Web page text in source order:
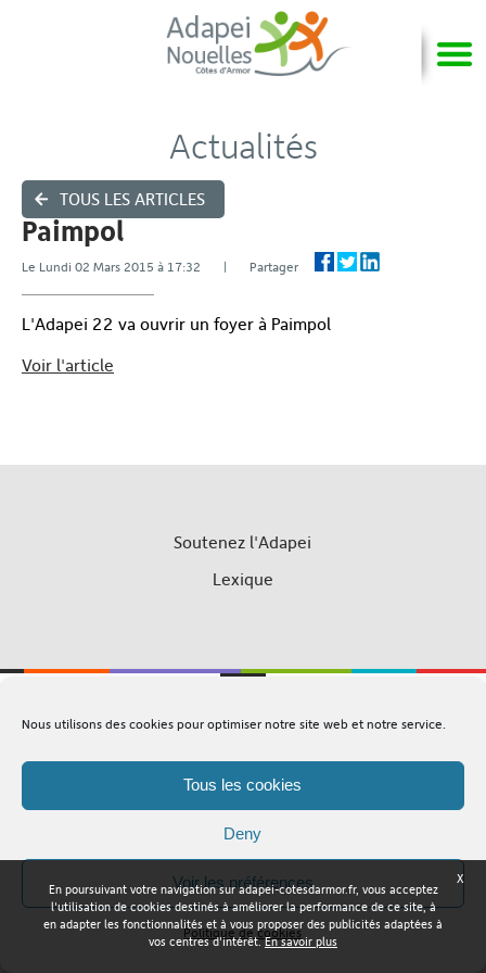
Nous utilisons des cookies pour optimiser notre site web et notre service.
Tous les cookies
Deny
Voir les préférences
Politique de cookies
TOUS LES ARTICLES
Actualités
Paimpol
Le Lundi 02 Mars 2015 à 17:32 | Partager
L'Adapei 22 va ouvrir un foyer à Paimpol
Voir l'article
Soutenez l'Adapei
Lexique
X
En poursuivant votre navigation sur adapei-cotesdarmor.fr, vous acceptez
l'utilisation de cookies destinés à améliorer la performance de ce site, à
en adapter les fonctionnalités et à vous proposer des publicités adaptées à
vos centres d'intérêt.En savoir plus